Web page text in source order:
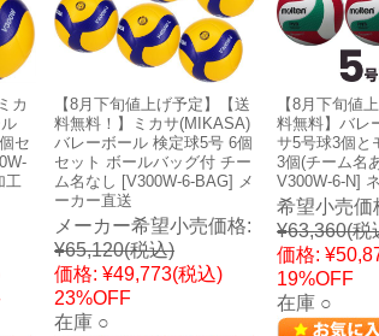
カ
セ
工
【8月下旬値上げ予定】【送
料無料！】ミカサ(MIKASA)
バレーボール 検定球5号 6個
セット ボールバッグ付 チー
ム名なし [V300W-6-BAG] メ
ーカー直送
メーカー希望小売価格:
¥65,120(税込)
価格: ¥49,773(税込)
23%OFF
在庫 ○
【8月下旬値
料無料】バレ
サ5号球3個と
3個(チーム名
V300W-6-N]
希望小売価
¥63,360(税
価格:
19%OFF
在庫 ○